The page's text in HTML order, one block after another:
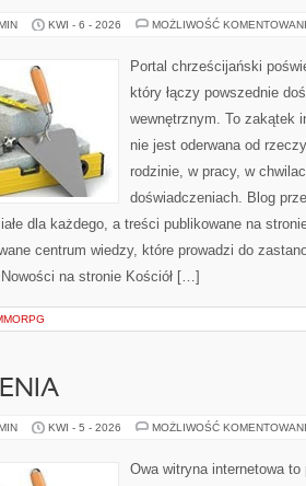
KWI - 6 - 2026 MOŻLIWOŚĆ
Portal chrześcijański
który łączy powszednie
wewnętrznym. To zakątek
nie jest oderwana od
rodzinie, w pracy, w
doświadczeniach. Blog
dla każdego, a treści publikowane na
centrum wiedzy, które prowadzi do
na stronie Kościół […]
KWI - 5 - 2026 MOŻLIWOŚĆ
Owa witryna internetowa